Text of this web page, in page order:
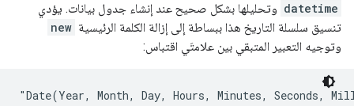
datetime وتحليلها بشكل صحيح عند إنشاء جدول بيانات. يؤدي
تنسيق سلسلة التاريخ هذا ببساطة إلى إزالة الكلمة الرئيسية new
وتوجيه التعبير المتبقي بين علامتَي اقتباس:
"Date(Year, Month, Day, Hours, Minutes, Seconds,